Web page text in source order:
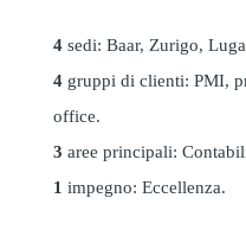
4sedi: Baar, Zurigo,
4gruppi di clienti: PMI,
office.
3 aree principali:
1 impegno: Eccellenza.